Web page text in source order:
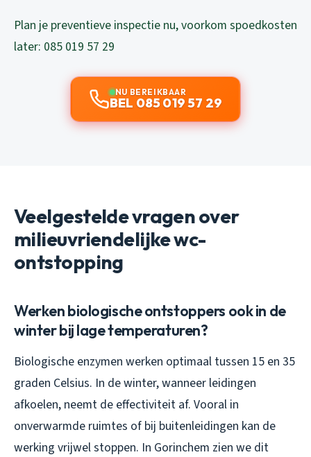
Plan je preventieve inspectie nu, voorkom spoedkosten
later: 085 019 57 29
NU BEREIKBAAR
BEL 085 019 57 29
Veelgestelde vragen over
milieuvriendelijke wc-
ontstopping
Werken biologische ontstoppers ook in de
winter bij lage temperaturen?
Biologische enzymen werken optimaal tussen 15 en 35
graden Celsius. In de winter, wanneer leidingen
afkoelen, neemt de effectiviteit af. Vooral in
onverwarmde ruimtes of bij buitenleidingen kan de
werking vrijwel stoppen. In Gorinchem zien we dit